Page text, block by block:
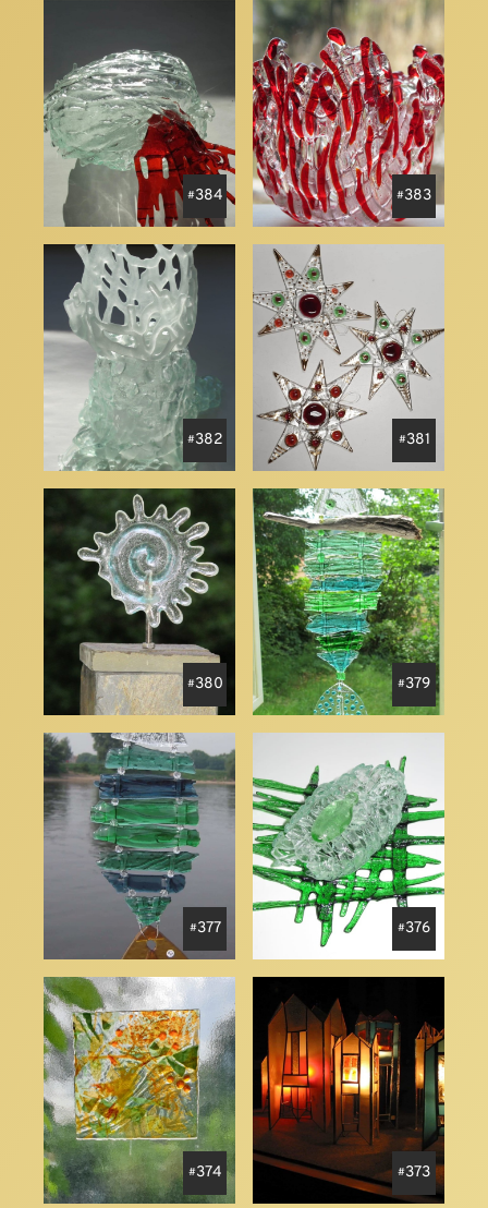
384 383
382 381
380 379
377 376
374 373